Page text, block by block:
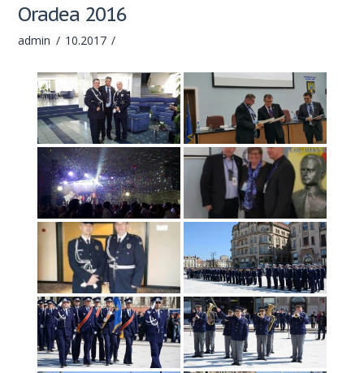
Oradea 2016
admin 10.2017